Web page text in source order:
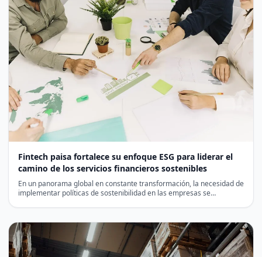
Fintech paisa fortalece su enfoque ESG para liderar el
camino de los servicios financieros sostenibles
En un panorama global en constante transformación, la necesidad de
implementar políticas de sostenibilidad en las empresas se…